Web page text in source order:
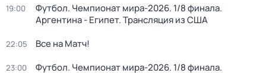
19:00
Футбол. Чемпионат мира-2026. 1/8 финала.
Аргентина - Египет. Трансляция из США
22:05 Все на Матч!
23:00
Футбол. Чемпионат мира-2026. 1/8 финала.